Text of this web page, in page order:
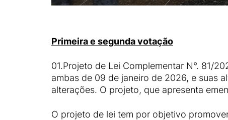
Primeira e segunda votação
01.Projeto de Lei Complementar N°. 81/
ambas de 09 de janeiro de 2026, e suas
alterações. O projeto, que apresenta
O projeto de lei tem por objetivo